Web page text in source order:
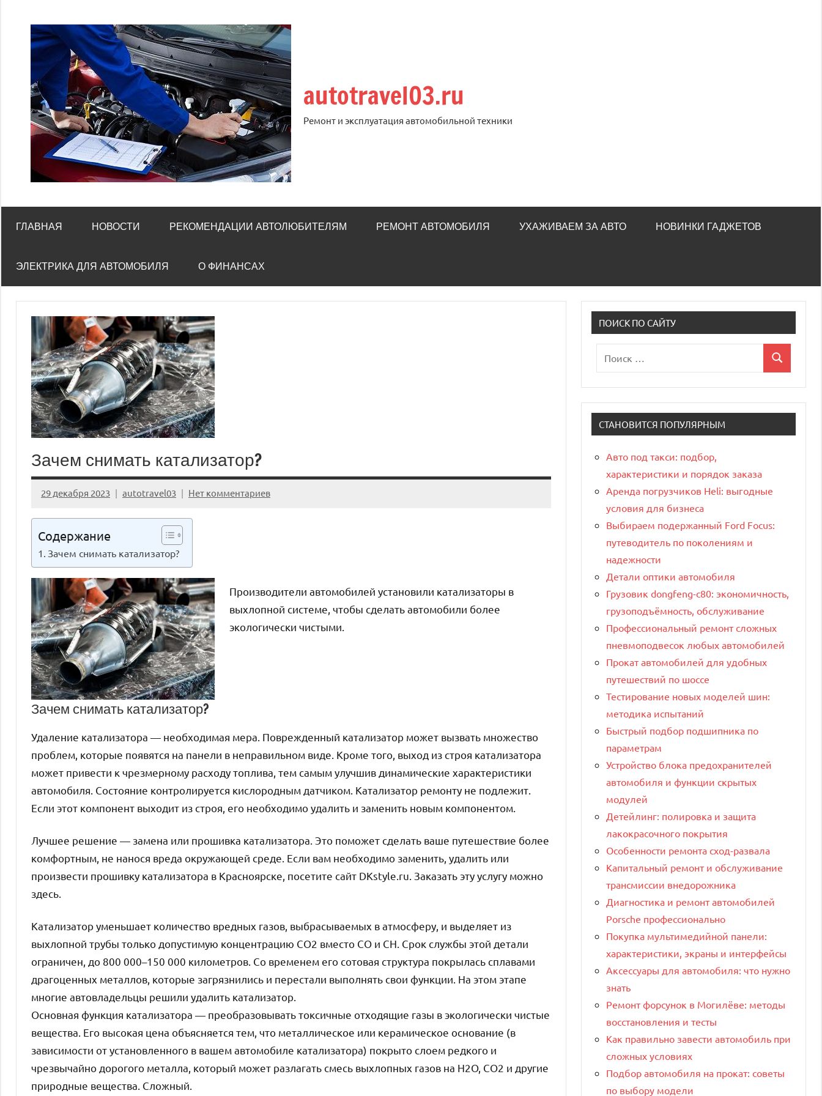
содержимому
autotravel03.ru
Ремонт и эксплуатация автомобильной техники
ГЛАВНАЯ НОВОСТИ РЕКОМЕНДАЦИИ АВТОЛЮБИТЕЛЯМ РЕМОНТ АВТОМОБИЛЯ УХАЖИВАЕМ ЗА АВТО НОВИНКИ ГАДЖЕТОВ
ЭЛЕКТРИКА ДЛЯ АВТОМОБИЛЯ О ФИНАНСАХ
Зачем снимать катализатор?
29 декабря 2023 autotravel03 Нет комментариев
Содержание
Зачем снимать катализатор?
Производители автомобилей установили катализаторы в
выхлопной системе, чтобы сделать автомобили более
экологически чистыми.
Зачем снимать катализатор?
Удаление катализатора — необходимая мера. Поврежденный катализатор может вызвать множество
проблем, которые появятся на панели в неправильном виде. Кроме того, выход из строя катализатора
может привести к чрезмерному расходу топлива, тем самым улучшив динамические характеристики
автомобиля. Состояние контролируется кислородным датчиком. Катализатор ремонту не подлежит.
Если этот компонент выходит из строя, его необходимо удалить и заменить новым компонентом.
Лучшее решение — замена или прошивка катализатора. Это поможет сделать ваше путешествие более
комфортным, не нанося вреда окружающей среде. Если вам необходимо заменить, удалить или
произвести прошивку катализатора в Красноярске, посетите сайт DKstyle.ru. Заказать эту услугу можно
здесь.
Катализатор уменьшает количество вредных газов, выбрасываемых в атмосферу, и выделяет из
выхлопной трубы только допустимую концентрацию CO2 вместо CO и CH. Срок службы этой детали
ограничен, до 800 000–150 000 километров. Со временем его сотовая структура покрылась сплавами
драгоценных металлов, которые загрязнились и перестали выполнять свои функции. На этом этапе
многие автовладельцы решили удалить катализатор.
Основная функция катализатора — преобразовывать токсичные отходящие газы в экологически чистые
вещества. Его высокая цена объясняется тем, что металлическое или керамическое основание (в
зависимости от установленного в вашем автомобиле катализатора) покрыто слоем редкого и
чрезвычайно дорогого металла, который может разлагать смесь выхлопных газов на H2O, CO2 и другие
природные вещества. Сложный.
ПОИСК ПО САЙТУ
для:
Поиск
СТАНОВИТСЯ ПОПУЛЯРНЫМ
Авто под такси: подбор,
характеристики и порядок заказа
Аренда погрузчиков Heli: выгодные
условия для бизнеса
Выбираем подержанный Ford Focus:
путеводитель по поколениям и
надежности
Детали оптики автомобиля
Грузовик dongfeng-c80: экономичность,
грузоподъёмность, обслуживание
Профессиональный ремонт сложных
пневмоподвесок любых автомобилей
Прокат автомобилей для удобных
путешествий по шоссе
Тестирование новых моделей шин:
методика испытаний
Быстрый подбор подшипника по
параметрам
Устройство блока предохранителей
автомобиля и функции скрытых
модулей
Детейлинг: полировка и защита
лакокрасочного покрытия
Особенности ремонта сход-развала
Капитальный ремонт и обслуживание
трансмиссии внедорожника
Диагностика и ремонт автомобилей
Porsche профессионально
Покупка мультимедийной панели:
характеристики, экраны и интерфейсы
Аксессуары для автомобиля: что нужно
знать
Ремонт форсунок в Могилёве: методы
восстановления и тесты
Как правильно завести автомобиль при
сложных условиях
Подбор автомобиля на прокат: советы
по выбору модели